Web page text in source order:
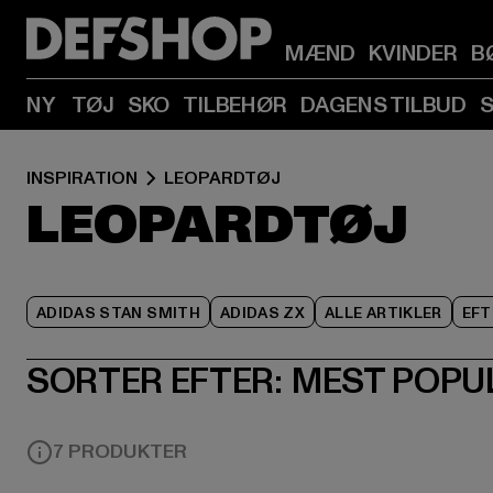
MÆND KVINDER
NY TØJ SKO TILBEHØR DAGENS TILBUD
INSPIRATION LEOPARDTØJ
LEOPARDTØJ
ADIDAS STAN SMITH ADIDAS ZX ALLE ARTIKLER
SORTER EFTER: MEST
7 PRODUKTER